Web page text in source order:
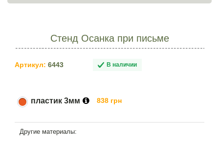
Стенд Осанка при письме
Артикул: 6443 В наличии
пластик 3мм 838 грн